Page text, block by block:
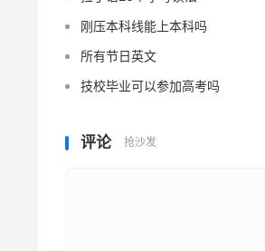
刚压本科线能上本科吗
所有节日英文
技校毕业可以参加高考吗
评论 抢沙发